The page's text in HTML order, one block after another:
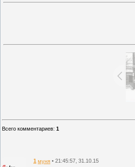
Всего комментариев: 1
1 муня • 21:45:57, 31.10.15